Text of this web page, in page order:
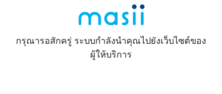
กรุณารอสักครู่ ระบบกำลังนำคุณไปยังเว็บไซต์ของ
ผู้ให้บริการ